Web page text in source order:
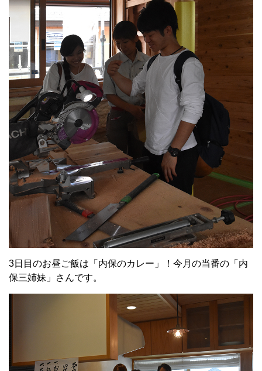
3日目のお昼ご飯は「内保のカレー」！今月の当番の「内
保三姉妹」さんです。